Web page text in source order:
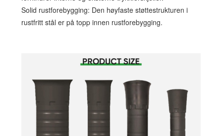
Solid rustforebygging: Den høyfaste støttestrukturen i
rustfritt stål er på topp innen rustforebygging.